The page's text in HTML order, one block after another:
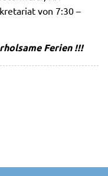
von 7:30 –
Ferien !!!